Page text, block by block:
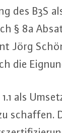
des B3S
§ 8a
Jörg
die
1.1 als
schaffen.